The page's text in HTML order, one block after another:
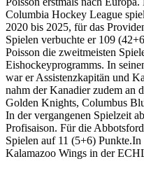
Columbia Hockey League
2020 bis 2025, für das
Spielen verbuchte er 109
Poisson die zweitmeisten
Eishockeyprogramms. In
war er Assistenzkapitän und
nahm der Kanadier zudem an
Golden Knights, Columbus
In der vergangenen Spielzeit
Profisaison. Für die
Spielen auf 11 (5+6)
Kalamazoo Wings in der